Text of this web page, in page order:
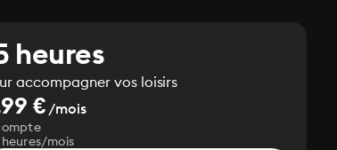
heures
accompagner vos loisirs
€/mois
heures/mois